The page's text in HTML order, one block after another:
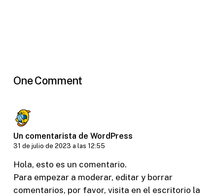
One Comment
Un comentarista de WordPress
31 de julio de 2023 a las 12:55
Hola, esto es un comentario.
Para empezar a moderar, editar y borrar
comentarios, por favor, visita en el escritorio la